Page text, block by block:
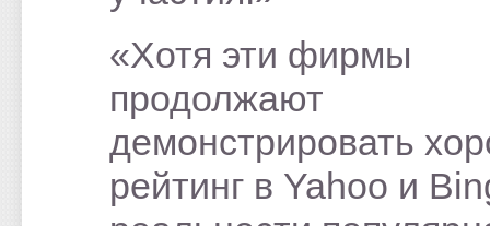
«Хотя эти фирмы
продолжают
демонстрировать
рейтинг в Yahoo и